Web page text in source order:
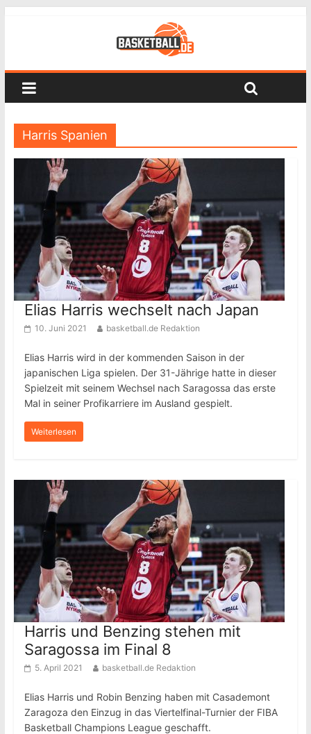
Harris Spanien
Elias Harris wechselt nach Japan
10. Juni 2021 basketball.de Redaktion
Elias Harris wird in der kommenden Saison in der
japanischen Liga spielen. Der 31-Jährige hatte in dieser
Spielzeit mit seinem Wechsel nach Saragossa das erste
Mal in seiner Profikarriere im Ausland gespielt.
Weiterlesen
Harris und Benzing stehen mit
Saragossa im Final 8
5. April 2021 basketball.de Redaktion
Elias Harris und Robin Benzing haben mit Casademont
Zaragoza den Einzug in das Viertelfinal-Turnier der FIBA
Basketball Champions League geschafft.